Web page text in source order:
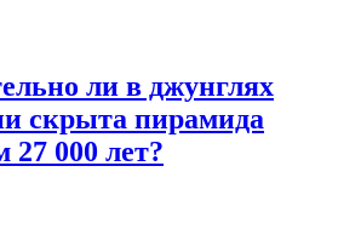
ли в джунглях
скрыта пирамида
27 000 лет?